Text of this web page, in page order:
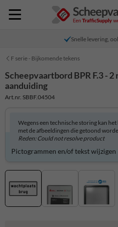
Snelle levering,
F serie - Bijkomende tekens
Scheepvaartbord BPR F.3 -
aanduiding
Art.nr. SBBF.04504
Wegens een technische storing kan
met de afbeeldingen die getoond
Reden: Could not resolve product
Scheepvaartbord zelf aanpassen?
Pictogrammen en/of tekst wijzigen